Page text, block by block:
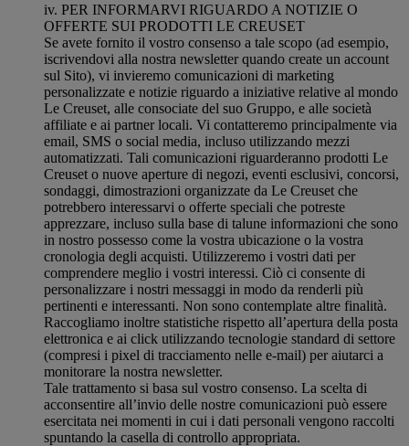
iv. PER INFORMARVI RIGUARDO A NOTIZIE O
OFFERTE SUI PRODOTTI LE CREUSET
Se avete fornito il vostro consenso a tale scopo (ad esempio,
iscrivendovi alla nostra newsletter quando create un account
sul Sito), vi invieremo comunicazioni di marketing
personalizzate e notizie riguardo a iniziative relative al mondo
Le Creuset, alle consociate del suo Gruppo, e alle società
affiliate e ai partner locali. Vi contatteremo principalmente via
email, SMS o social media, incluso utilizzando mezzi
automatizzati. Tali comunicazioni riguarderanno prodotti Le
Creuset o nuove aperture di negozi, eventi esclusivi, concorsi,
sondaggi, dimostrazioni organizzate da Le Creuset che
potrebbero interessarvi o offerte speciali che potreste
apprezzare, incluso sulla base di talune informazioni che sono
in nostro possesso come la vostra ubicazione o la vostra
cronologia degli acquisti. Utilizzeremo i vostri dati per
comprendere meglio i vostri interessi. Ciò ci consente di
personalizzare i nostri messaggi in modo da renderli più
pertinenti e interessanti. Non sono contemplate altre finalità.
Raccogliamo inoltre statistiche rispetto all’apertura della posta
elettronica e ai click utilizzando tecnologie standard di settore
(compresi i pixel di tracciamento nelle e-mail) per aiutarci a
monitorare la nostra newsletter.
Tale trattamento si basa sul vostro consenso. La scelta di
acconsentire all’invio delle nostre comunicazioni può essere
esercitata nei momenti in cui i dati personali vengono raccolti
spuntando la casella di controllo appropriata.